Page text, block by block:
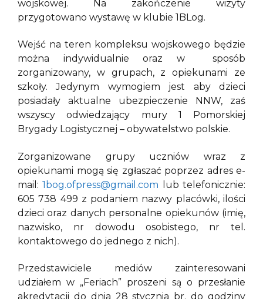
wojskowej. Na zakończenie wizyty
przygotowano wystawę w klubie 1BLog.
Wejść na teren kompleksu wojskowego będzie
można indywidualnie oraz w sposób
zorganizowany, w grupach, z opiekunami ze
szkoły. Jedynym wymogiem jest aby dzieci
posiadały aktualne ubezpieczenie NNW, zaś
wszyscy odwiedzający mury 1 Pomorskiej
Brygady Logistycznej – obywatelstwo polskie.
Zorganizowane grupy uczniów wraz z
opiekunami mogą się zgłaszać poprzez adres e-
mail:1bog.ofpress@gmail.com lub telefonicznie:
605 738 499 z podaniem nazwy placówki, ilości
dzieci oraz danych personalne opiekunów (imię,
nazwisko, nr dowodu osobistego, nr tel.
kontaktowego do jednego z nich).
Przedstawiciele mediów zainteresowani
udziałem w „Feriach” proszeni są o przesłanie
akredytacji do dnia 28 stycznia br. do godziny